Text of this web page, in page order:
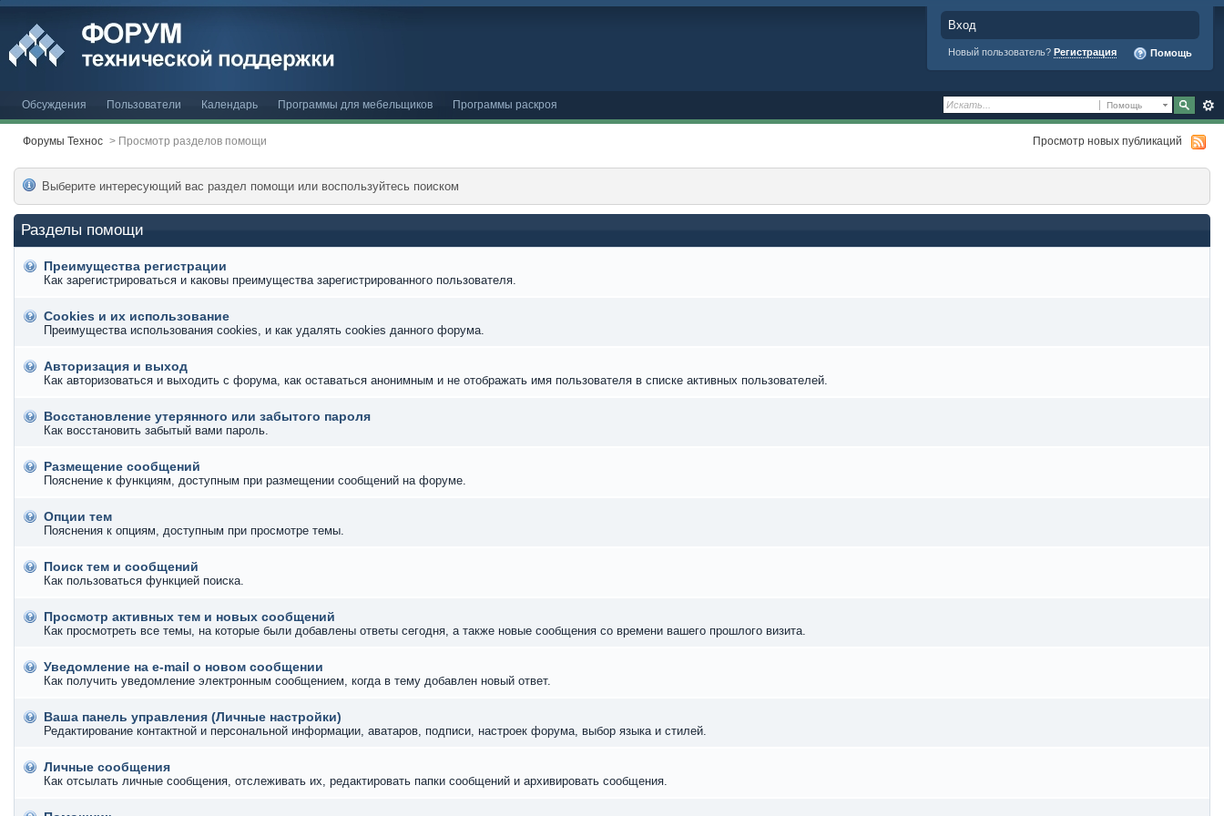
Вход
Новый пользователь? Регистрация Помощь
Помощь
Обсуждения Пользователи Календарь Программы для мебельщиков Программы раскроя
Форумы Технос > Просмотр разделов помощи Просмотр новых публикаций
Выберите интересующий вас раздел помощи или воспользуйтесь поиском
Разделы помощи
Преимущества регистрации
Как зарегистрироваться и каковы преимущества зарегистрированного пользователя.
Cookies и их использование
Преимущества использования cookies, и как удалять cookies данного форума.
Авторизация и выход
Как авторизоваться и выходить с форума, как оставаться анонимным и не отображать имя пользователя в списке активных пользователей.
Восстановление утерянного или забытого пароля
Как восстановить забытый вами пароль.
Размещение сообщений
Пояснение к функциям, доступным при размещении сообщений на форуме.
Опции тем
Пояснения к опциям, доступным при просмотре темы.
Поиск тем и сообщений
Как пользоваться функцией поиска.
Просмотр активных тем и новых сообщений
Как просмотреть все темы, на которые были добавлены ответы сегодня, а также новые сообщения со времени вашего прошлого визита.
Уведомление на е-mail о новом сообщении
Как получить уведомление электронным сообщением, когда в тему добавлен новый ответ.
Ваша панель управления (Личные настройки)
Редактирование контактной и персональной информации, аватаров, подписи, настроек форума, выбор языка и стилей.
Личные сообщения
Как отсылать личные сообщения, отслеживать их, редактировать папки сообщений и архивировать сообщения.